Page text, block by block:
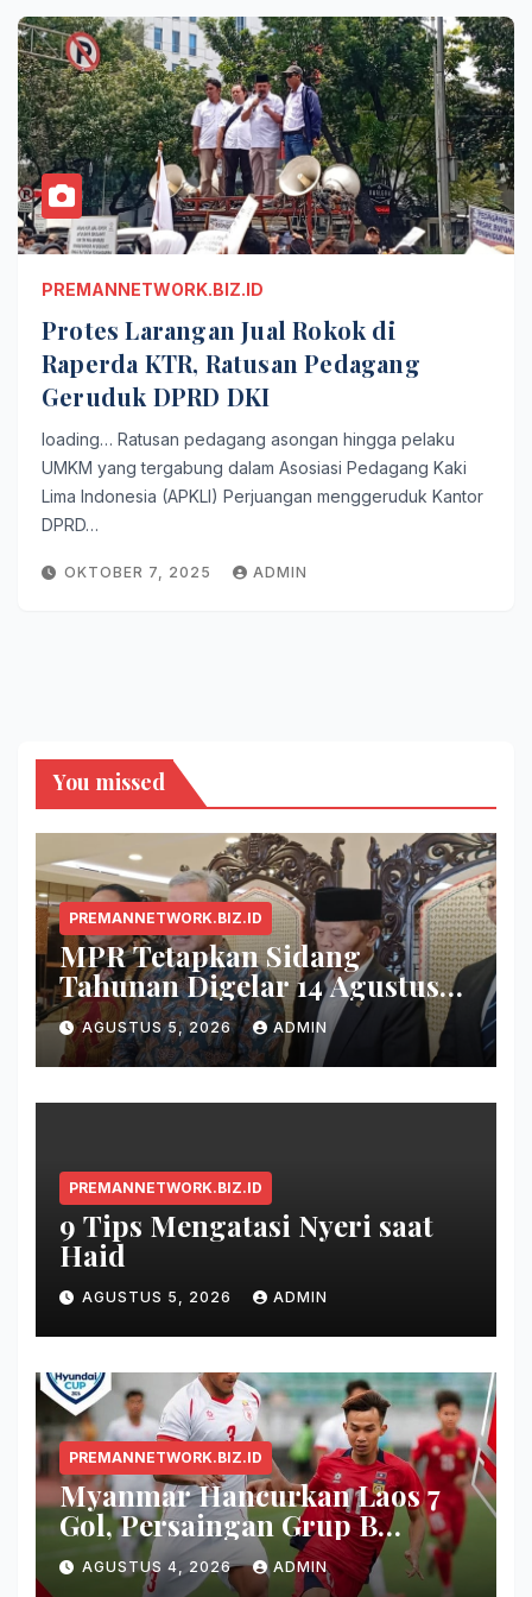
PREMANNETWORK.BIZ.ID
Protes Larangan Jual Rokok di
Raperda KTR, Ratusan Pedagang
Geruduk DPRD DKI
loading… Ratusan pedagang asongan hingga pelaku
UMKM yang tergabung dalam Asosiasi Pedagang Kaki
Lima Indonesia (APKLI) Perjuangan menggeruduk Kantor
DPRD…
OKTOBER 7, 2025 ADMIN
You missed
PREMANNETWORK.BIZ.ID
MPR Tetapkan Sidang
Tahunan Digelar 14 Agustus
2026
AGUSTUS 5, 2026 ADMIN
PREMANNETWORK.BIZ.ID
9 Tips Mengatasi Nyeri saat
Haid
AGUSTUS 5, 2026 ADMIN
PREMANNETWORK.BIZ.ID
Myanmar Hancurkan Laos 7
Gol, Persaingan Grup B
Memanas!
AGUSTUS 4, 2026 ADMIN